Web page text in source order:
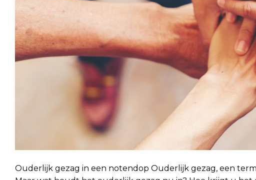
Ouderlijk gezag in een notendop Ouderlijk gezag, een